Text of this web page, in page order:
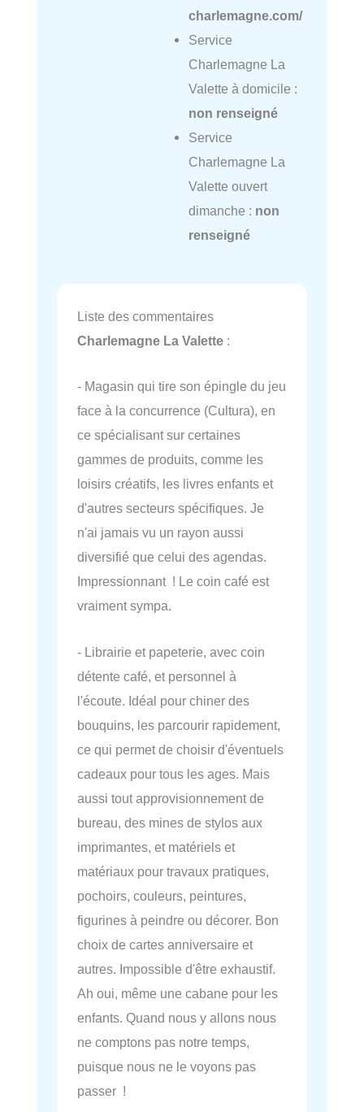
charlemagne.com/
Service
Charlemagne La
Valette à domicile :
non renseigné
Service
Charlemagne La
Valette ouvert
dimanche : non
renseigné
Liste des commentaires
Charlemagne La Valette :
- Magasin qui tire son épingle du jeu
face à la concurrence (Cultura), en
ce spécialisant sur certaines
gammes de produits, comme les
loisirs créatifs, les livres enfants et
d'autres secteurs spécifiques. Je
n'ai jamais vu un rayon aussi
diversifié que celui des agendas.
Impressionnant ! Le coin café est
vraiment sympa.
- Librairie et papeterie, avec coin
détente café, et personnel à
l'écoute. Idéal pour chiner des
bouquins, les parcourir rapidement,
ce qui permet de choisir d'éventuels
cadeaux pour tous les ages. Mais
aussi tout approvisionnement de
bureau, des mines de stylos aux
imprimantes, et matériels et
matériaux pour travaux pratiques,
pochoirs, couleurs, peintures,
figurines à peindre ou décorer. Bon
choix de cartes anniversaire et
autres. Impossible d'être exhaustif.
Ah oui, même une cabane pour les
enfants. Quand nous y allons nous
ne comptons pas notre temps,
puisque nous ne le voyons pas
passer !